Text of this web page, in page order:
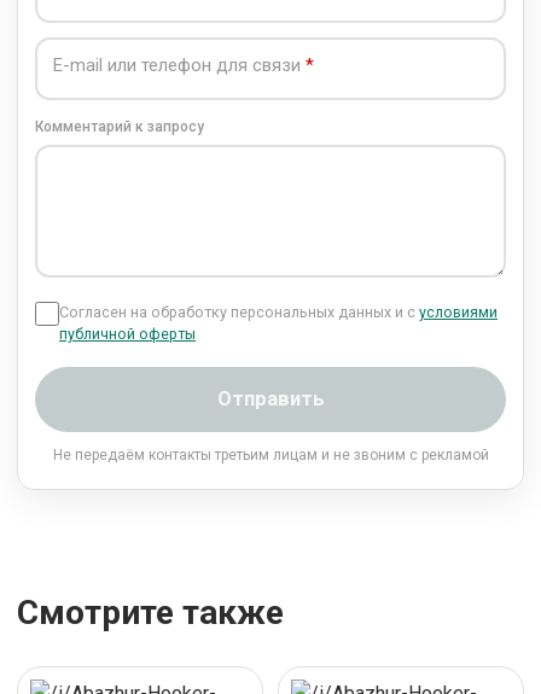
E-mail или телефон для связи
Комментарий к запросу
Согласен на обработку персональных данных и с условиями
публичной оферты
Отправить
Не передаём контакты третьим лицам и не звоним с рекламой
Смотрите также